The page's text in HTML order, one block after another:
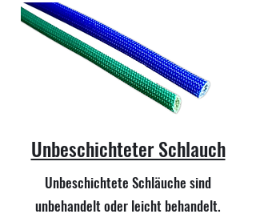
Unbeschichteter Schlauch
Unbeschichtete Schläuche sind
unbehandelt oder leicht behandelt.